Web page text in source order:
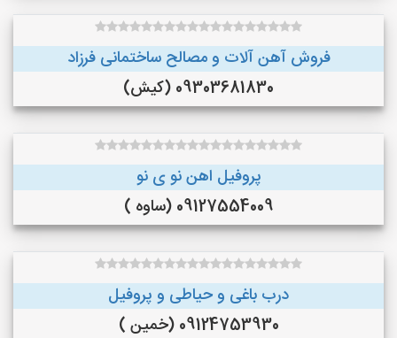
فروش آهن آلات و مصالح ساختمانی فرزاد
09303681830 (کیش)
پروفیل اهن نو ی نو
09127554009 (ساوه )
درب باغی و حیاطی و پروفیل
09124753930 (خمین )